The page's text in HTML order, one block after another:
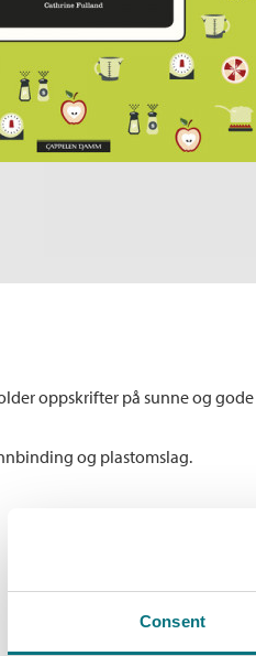
Consent
oppskrifter på sunne og
og plastomslag.